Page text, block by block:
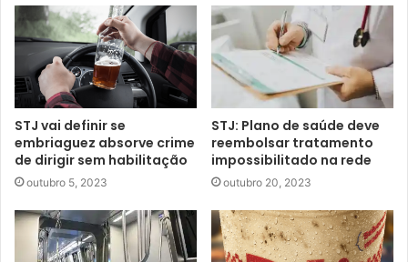
STJ vai definir se
embriaguez absorve crime
de dirigir sem habilitação
outubro 5, 2023
STJ: Plano de saúde deve
reembolsar tratamento
impossibilitado na rede
outubro 20, 2023